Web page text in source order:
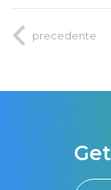
precedente